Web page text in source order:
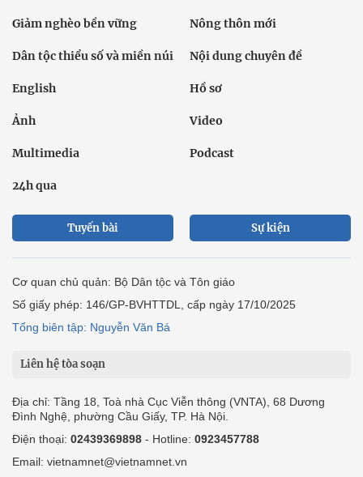
Giảm nghèo bền vững Nông thôn mới
Dân tộc thiểu số và miền núi Nội dung chuyên đề
English Hồ sơ
Ảnh Video
Multimedia Podcast
24h qua
Tuyến bài Sự kiện
Cơ quan chủ quản: Bộ Dân tộc và Tôn giáo
Số giấy phép: 146/GP-BVHTTDL, cấp ngày 17/10/2025
Tổng biên tập: Nguyễn Văn Bá
Liên hệ tòa soạn
Địa chỉ: Tầng 18, Toà nhà Cục Viễn thông (VNTA), 68 Dương
Đình Nghệ, phường Cầu Giấy, TP. Hà Nội.
Điện thoại: 02439369898 - Hotline: 0923457788
Email: vietnamnet@vietnamnet.vn